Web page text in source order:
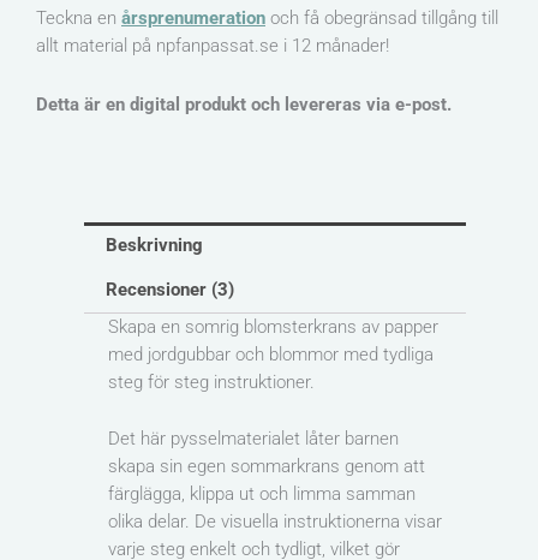
mängd
Teckna en årsprenumeration och få obegränsad tillgång till
allt material på npfanpassat.se i 12 månader!
Detta är en digital produkt och levereras via e-post.
Beskrivning
Recensioner (3)
Skapa en somrig blomsterkrans av papper
med jordgubbar och blommor med tydliga
steg för steg instruktioner.
Det här pysselmaterialet låter barnen
skapa sin egen sommarkrans genom att
färglägga, klippa ut och limma samman
olika delar. De visuella instruktionerna visar
varje steg enkelt och tydligt, vilket gör